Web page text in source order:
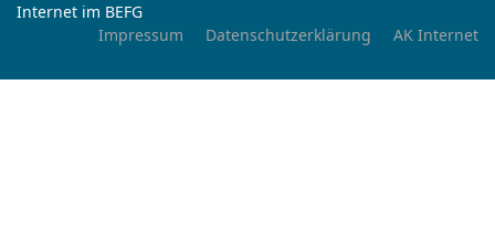
Internet im BEFG
Impressum
Datenschutzerklärung AK Internet